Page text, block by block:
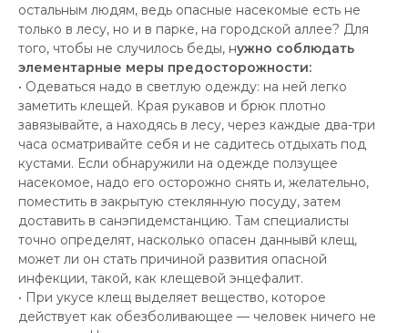
остальным людям, ведь опасные насекомые есть не
только в лесу, но и в парке, на городской аллее? Для
того, чтобы не случилось беды, нужно соблюдать
элементарные меры предосторожности:
• Одеваться надо в светлую одежду: на ней легко
заметить клещей. Края рукавов и брюк плотно
завязывайте, а находясь в лесу, через каждые два-три
часа осматривайте себя и не садитесь отдыхать под
кустами. Если обнаружили на одежде ползущее
насекомое, надо его осторожно снять и, желательно,
поместить в закрытую стеклянную посуду, затем
доставить в санэпидемстанцию. Там специалисты
точно определят, насколько опасен даннывй клещ,
может ли он стать причиной развития опасной
инфекции, такой, как клещевой энцефалит.
• При укусе клещ выделяет вещество, которое
действует как обезболивающее — человек ничего не